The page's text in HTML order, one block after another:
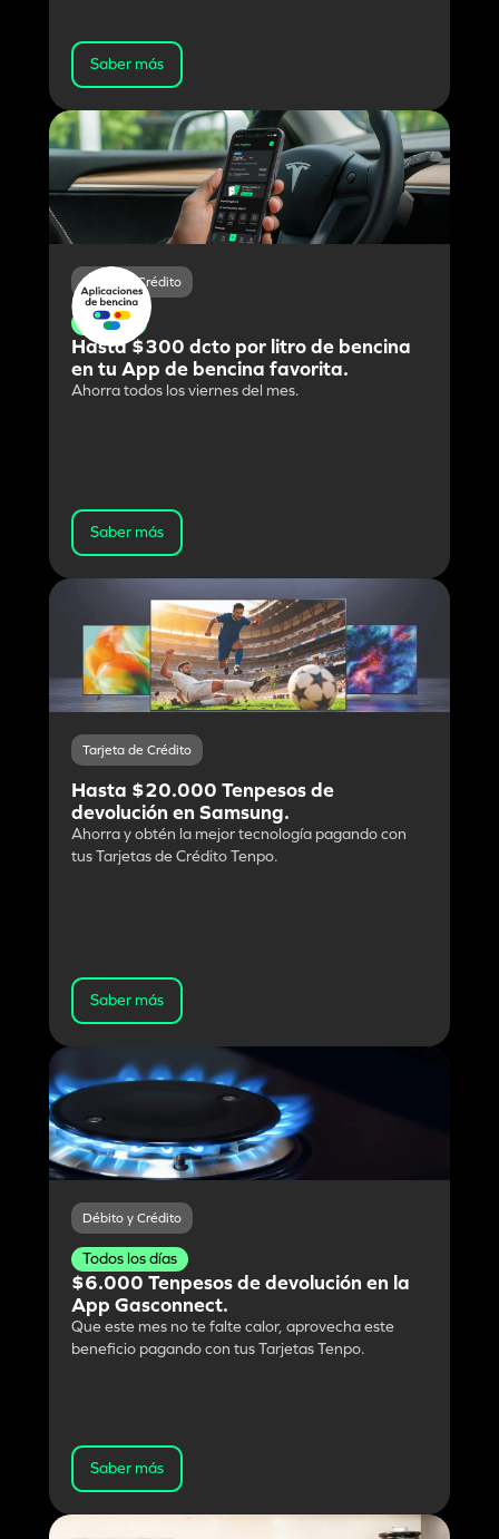
Saber más
Débito y Crédito
Viernes
Hasta $300 dcto por litro de bencina
en tu App de bencina favorita.
Ahorra todos los viernes del mes.
Saber más
Tarjeta de Crédito
Hasta $20.000 Tenpesos de
devolución en Samsung.
Ahorra y obtén la mejor tecnología pagando con
tus Tarjetas de Crédito Tenpo.
Saber más
Débito y Crédito
Todos los días
$6.000 Tenpesos de devolución en la
App Gasconnect.
Que este mes no te falte calor, aprovecha este
beneficio pagando con tus Tarjetas Tenpo.
Saber más